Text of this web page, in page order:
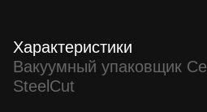
Характеристики
Вакуумный упаковщик
SteelCut